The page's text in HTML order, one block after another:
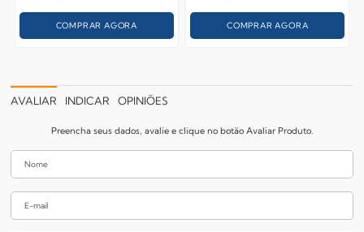
COMPRAR AGORA COMPRAR AGORA
AVALIAR INDICAR OPINIÕES
Preencha seus dados, avalie e clique no botão Avaliar Produto.